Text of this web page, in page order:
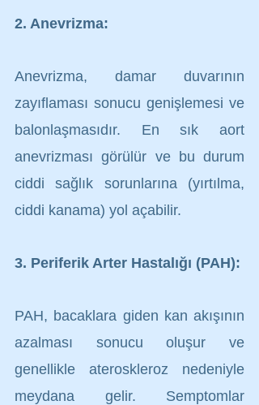
2. Anevrizma:
Anevrizma, damar duvarının
zayıflaması sonucu genişlemesi ve
balonlaşmasıdır. En sık aort
anevrizması görülür ve bu durum
ciddi sağlık sorunlarına (yırtılma,
ciddi kanama) yol açabilir.
3. Periferik Arter Hastalığı (PAH):
PAH, bacaklara giden kan akışının
azalması sonucu oluşur ve
genellikle ateroskleroz nedeniyle
meydana gelir. Semptomlar